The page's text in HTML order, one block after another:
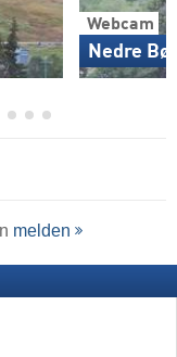
Webcam
Nedre
melden